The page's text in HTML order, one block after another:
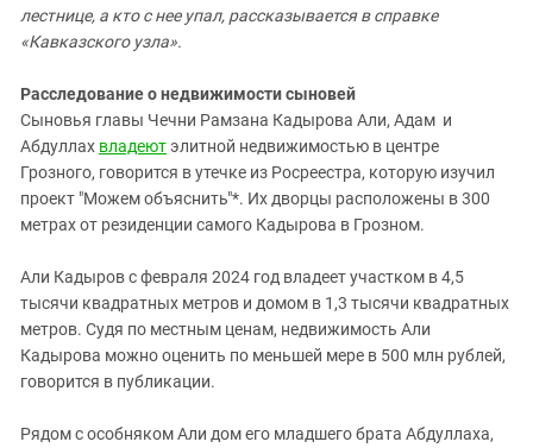
Южный Кавказ
лестнице, а кто с нее упал, рассказывается в справке
«Кавказского узла».
Расследование о недвижимости сыновей
Сыновья главы Чечни Рамзана Кадырова Али, Адам и
Абдуллах владеютэлитной недвижимостью в центре
Грозного, говорится в утечке из Росреестра, которую изучил
проект "Можем объяснить"*. Их дворцы расположены в 300
метрах от резиденции самого Кадырова в Грозном.
Али Кадыров с февраля 2024 год владеет участком в 4,5
тысячи квадратных метров и домом в 1,3 тысячи квадратных
метров. Судя по местным ценам, недвижимость Али
Кадырова можно оценить по меньшей мере в 500 млн рублей,
говорится в публикации.
Рядом с особняком Али дом его младшего брата Абдуллаха,